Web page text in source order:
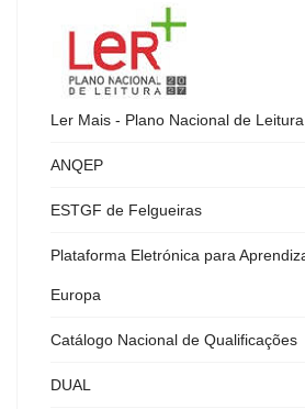
Ler Mais - Plano Nacional de Leitura
ANQEP
ESTGF de Felgueiras
Plataforma Eletrónica para
Europa
Catálogo Nacional de Qualificações
DUAL